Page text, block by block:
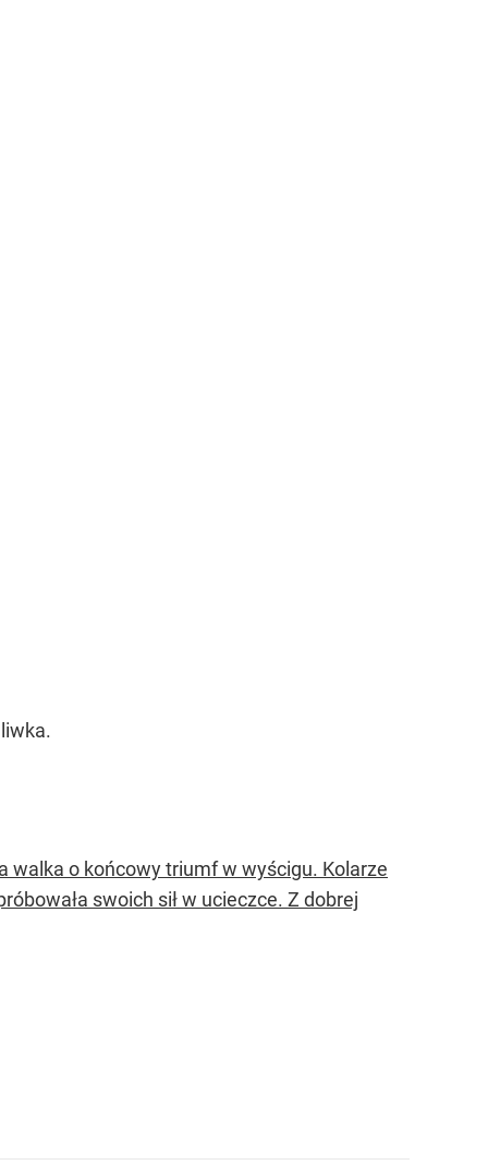
walka o końcowy triumf w wyścigu. Kolarze
swoich sił w ucieczce. Z dobrej